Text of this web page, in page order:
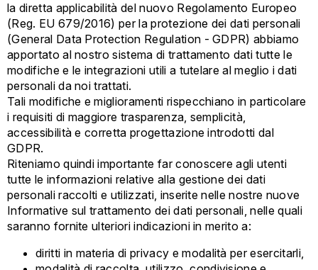
la diretta applicabilità del nuovo Regolamento Europeo
(Reg. EU 679/2016) per la protezione dei dati personali
(General Data Protection Regulation - GDPR) abbiamo
apportato al nostro sistema di trattamento dati tutte le
modifiche e le integrazioni utili a tutelare al meglio i dati
personali da noi trattati.
Tali modifiche e miglioramenti rispecchiano in particolare
i requisiti di maggiore trasparenza, semplicità,
accessibilità e corretta progettazione introdotti dal
GDPR.
Riteniamo quindi importante far conoscere agli utenti
tutte le informazioni relative alla gestione dei dati
personali raccolti e utilizzati, inserite nelle nostre nuove
Informative sul trattamento dei dati personali, nelle quali
saranno fornite ulteriori indicazioni in merito a:
diritti in materia di privacy e modalità per esercitarli,